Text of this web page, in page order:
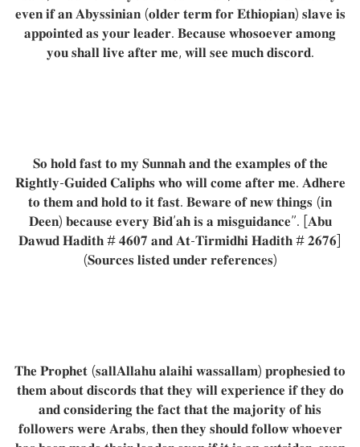
𝐞𝐯𝐞𝐧 𝐢𝐟 𝐚𝐧 𝐀𝐛𝐲𝐬𝐬𝐢𝐧𝐢𝐚𝐧 (𝐨𝐥𝐝𝐞𝐫 𝐭𝐞𝐫𝐦 𝐟𝐨𝐫 𝐄𝐭𝐡𝐢𝐨𝐩𝐢𝐚𝐧) 𝐬𝐥𝐚𝐯𝐞 𝐢𝐬
𝐚𝐩𝐩𝐨𝐢𝐧𝐭𝐞𝐝 𝐚𝐬 𝐲𝐨𝐮𝐫 𝐥𝐞𝐚𝐝𝐞𝐫. 𝐁𝐞𝐜𝐚𝐮𝐬𝐞 𝐰𝐡𝐨𝐬𝐨𝐞𝐯𝐞𝐫 𝐚𝐦𝐨𝐧𝐠
𝐲𝐨𝐮 𝐬𝐡𝐚𝐥𝐥 𝐥𝐢𝐯𝐞 𝐚𝐟𝐭𝐞𝐫 𝐦𝐞, 𝐰𝐢𝐥𝐥 𝐬𝐞𝐞 𝐦𝐮𝐜𝐡 𝐝𝐢𝐬𝐜𝐨𝐫𝐝.
𝐒𝐨 𝐡𝐨𝐥𝐝 𝐟𝐚𝐬𝐭 𝐭𝐨 𝐦𝐲 𝐒𝐮𝐧𝐧𝐚𝐡 𝐚𝐧𝐝 𝐭𝐡𝐞 𝐞𝐱𝐚𝐦𝐩𝐥𝐞𝐬 𝐨𝐟 𝐭𝐡𝐞
𝐑𝐢𝐠𝐡𝐭𝐥𝐲-𝐆𝐮𝐢𝐝𝐞𝐝 𝐂𝐚𝐥𝐢𝐩𝐡𝐬 𝐰𝐡𝐨 𝐰𝐢𝐥𝐥 𝐜𝐨𝐦𝐞 𝐚𝐟𝐭𝐞𝐫 𝐦𝐞. 𝐀𝐝𝐡𝐞𝐫𝐞
𝐭𝐨 𝐭𝐡𝐞𝐦 𝐚𝐧𝐝 𝐡𝐨𝐥𝐝 𝐭𝐨 𝐢𝐭 𝐟𝐚𝐬𝐭. 𝐁𝐞𝐰𝐚𝐫𝐞 𝐨𝐟 𝐧𝐞𝐰 𝐭𝐡𝐢𝐧𝐠𝐬 (𝐢𝐧
𝐃𝐞𝐞𝐧) 𝐛𝐞𝐜𝐚𝐮𝐬𝐞 𝐞𝐯𝐞𝐫𝐲 𝐁𝐢𝐝’𝐚𝐡 𝐢𝐬 𝐚 𝐦𝐢𝐬𝐠𝐮𝐢𝐝𝐚𝐧𝐜𝐞”. [𝐀𝐛𝐮
𝐃𝐚𝐰𝐮𝐝 𝐇𝐚𝐝𝐢𝐭𝐡 # 𝟒𝟔𝟎𝟕 𝐚𝐧𝐝 𝐀𝐭-𝐓𝐢𝐫𝐦𝐢𝐝𝐡𝐢 𝐇𝐚𝐝𝐢𝐭𝐡 # 𝟐𝟔𝟕𝟔]
(𝐒𝐨𝐮𝐫𝐜𝐞𝐬 𝐥𝐢𝐬𝐭𝐞𝐝 𝐮𝐧𝐝𝐞𝐫 𝐫𝐞𝐟𝐞𝐫𝐞𝐧𝐜𝐞𝐬)
𝐓𝐡𝐞 𝐏𝐫𝐨𝐩𝐡𝐞𝐭 (𝐬𝐚𝐥𝐥𝐀𝐥𝐥𝐚𝐡𝐮 𝐚𝐥𝐚𝐢𝐡𝐢 𝐰𝐚𝐬𝐬𝐚𝐥𝐥𝐚𝐦) 𝐩𝐫𝐨𝐩𝐡𝐞𝐬𝐢𝐞𝐝 𝐭𝐨
𝐭𝐡𝐞𝐦 𝐚𝐛𝐨𝐮𝐭 𝐝𝐢𝐬𝐜𝐨𝐫𝐝𝐬 𝐭𝐡𝐚𝐭 𝐭𝐡𝐞𝐲 𝐰𝐢𝐥𝐥 𝐞𝐱𝐩𝐞𝐫𝐢𝐞𝐧𝐜𝐞 𝐢𝐟 𝐭𝐡𝐞𝐲 𝐝𝐨
𝐚𝐧𝐝 𝐜𝐨𝐧𝐬𝐢𝐝𝐞𝐫𝐢𝐧𝐠 𝐭𝐡𝐞 𝐟𝐚𝐜𝐭 𝐭𝐡𝐚𝐭 𝐭𝐡𝐞 𝐦𝐚𝐣𝐨𝐫𝐢𝐭𝐲 𝐨𝐟 𝐡𝐢𝐬
𝐟𝐨𝐥𝐥𝐨𝐰𝐞𝐫𝐬 𝐰𝐞𝐫𝐞 𝐀𝐫𝐚𝐛𝐬, 𝐭𝐡𝐞𝐧 𝐭𝐡𝐞𝐲 𝐬𝐡𝐨𝐮𝐥𝐝 𝐟𝐨𝐥𝐥𝐨𝐰 𝐰𝐡𝐨𝐞𝐯𝐞𝐫